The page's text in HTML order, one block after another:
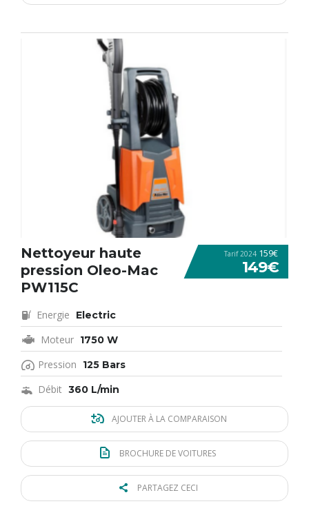
Tarif 2024 159€
149€
Nettoyeur haute
pression Oleo-Mac
PW115C
Energie Electric
Moteur 1750 W
Pression 125 Bars
Débit 360 L/min
AJOUTER À LA COMPARAISON
BROCHURE DE VOITURES
PARTAGEZ CECI